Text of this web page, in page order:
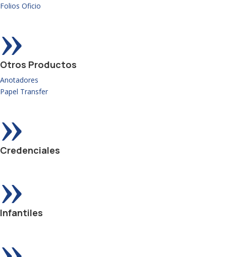
Folios Oficio
»
Otros Productos
Anotadores
Papel Transfer
»
Credenciales
»
Infantiles
»